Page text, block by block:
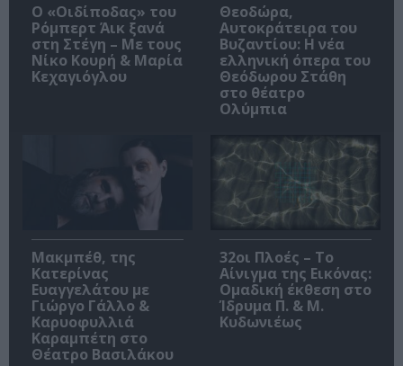
O «Οιδίποδας» του
Ρόμπερτ Άικ ξανά
στη Στέγη – Με τους
Νίκο Κουρή & Μαρία
Κεχαγιόγλου
Θεοδώρα,
Αυτοκράτειρα του
Βυζαντίου: Η νέα
ελληνική όπερα του
Θεόδωρου Στάθη
στο θέατρο
Ολύμπια
Μακμπέθ, της
Κατερίνας
Ευαγγελάτου με
Γιώργο Γάλλο &
Καρυοφυλλιά
Καραμπέτη στο
Θέατρο Βασιλάκου
32οι Πλοές – Το
Αίνιγμα της Εικόνας:
Ομαδική έκθεση στο
Ίδρυμα Π. & Μ.
Κυδωνιέως